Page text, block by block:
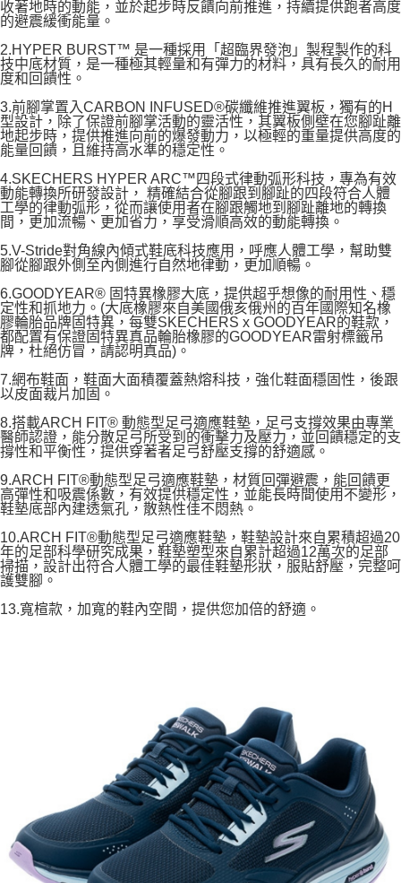
收著地時的動能，並於起步時反饋向前推進，持續提供跑者高度
的避震緩衝能量。
2.HYPER BURST™ 是一種採用「超臨界發泡」製程製作的科
技中底材質，是一種極其輕量和有彈力的材料，具有長久的耐用
度和回饋性。
3.前腳掌置入CARBON INFUSED®碳纖維推進翼板，獨有的H
型設計，除了保證前腳掌活動的靈活性，其翼板側壁在您腳趾離
地起步時，提供推進向前的爆發動力，以極輕的重量提供高度的
能量回饋，且維持高水準的穩定性。
4.SKECHERS HYPER ARC™四段式律動弧形科技，專為有效
動能轉換所研發設計， 精確結合從腳跟到腳趾的四段符合人體
工學的律動弧形，從而讓使用者在腳跟觸地到腳趾離地的轉換
間，更加流暢、更加省力，享受滑順高效的動能轉換。
5.V-Stride對角線內傾式鞋底科技應用，呼應人體工學，幫助雙
腳從腳跟外側至內側進行自然地律動，更加順暢。
6.GOODYEAR® 固特異橡膠大底，提供超乎想像的耐用性、穩
定性和抓地力。(大底橡膠來自美國俄亥俄州的百年國際知名橡
膠輪胎品牌固特異，每雙SKECHERS x GOODYEAR的鞋款，
都配置有保證固特異真品輪胎橡膠的GOODYEAR雷射標籤吊
牌，杜絕仿冒，請認明真品)。
7.網布鞋面，鞋面大面積覆蓋熱熔科技，強化鞋面穩固性，後跟
以皮面裁片加固。
8.搭載ARCH FIT® 動態型足弓適應鞋墊，足弓支撐效果由專業
醫師認證，能分散足弓所受到的衝擊力及壓力，並回饋穩定的支
撐性和平衡性，提供穿著者足弓舒壓支撐的舒適感。
9.ARCH FIT®動態型足弓適應鞋墊，材質回彈避震，能回饋更
高彈性和吸震係數，有效提供穩定性，並能長時間使用不變形，
鞋墊底部內建透氣孔，散熱性佳不悶熱。
10.ARCH FIT®動態型足弓適應鞋墊，鞋墊設計來自累積超過20
年的足部科學研究成果，鞋墊塑型來自累計超過12萬次的足部
掃描，設計出符合人體工學的最佳鞋墊形狀，服貼舒壓，完整呵
護雙腳。
13.寬楦款，加寬的鞋內空間，提供您加倍的舒適。